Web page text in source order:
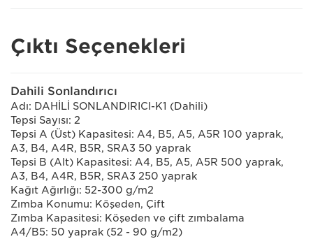
Çıktı Seçenekleri
Dahili Sonlandırıcı
Adı: DAHİLİ SONLANDIRICI-K1 (Dahili)
Tepsi Sayısı: 2
Tepsi A (Üst) Kapasitesi: A4, B5, A5, A5R 100 yaprak,
A3, B4, A4R, B5R, SRA3 50 yaprak
Tepsi B (Alt) Kapasitesi: A4, B5, A5, A5R 500 yaprak,
A3, B4, A4R, B5R, SRA3 250 yaprak
Kağıt Ağırlığı: 52-300 g/m2
Zımba Konumu: Köşeden, Çift
Zımba Kapasitesi: Köşeden ve çift zımbalama
A4/B5: 50 yaprak (52 - 90 g/m2)